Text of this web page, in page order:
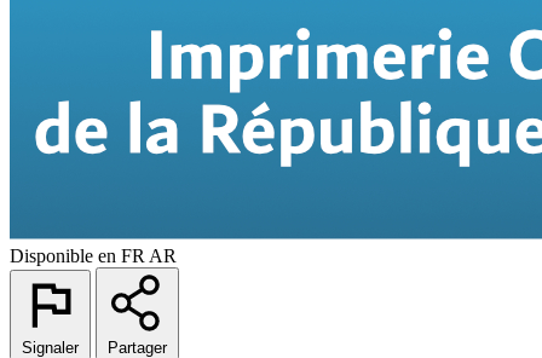
Disponible en FR AR
Signaler Partager